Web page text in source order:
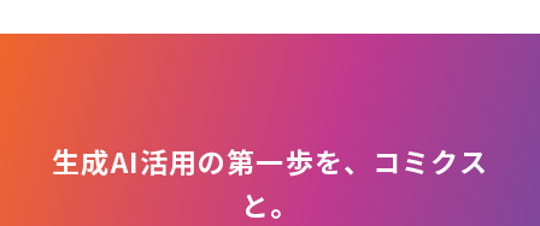
生成AI活用の第一歩を、コミクス
と。